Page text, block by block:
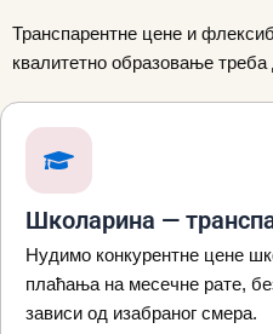
Транспарентне цене и
квалитетно образовање
Школарина —
Нудимо конкурентне цене
плаћања на месечне рате,
зависи од изабраног смера.